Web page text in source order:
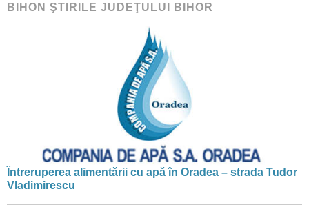
BIHON ŞTIRILE JUDEŢULUI BIHOR
Întreruperea alimentării cu apă în Oradea – strada Tudor
Vladimirescu